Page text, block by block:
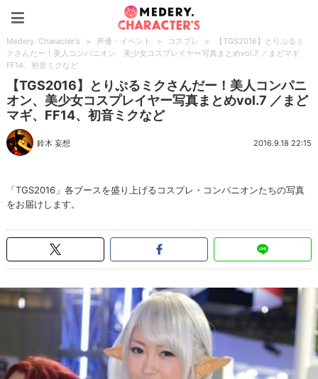
Medery. Character's > 声優・イベント > コスプレ >
【TGS2016】とりぷるミ
クさんだー！美人コンパニオン、美少女コスプレイヤー写真まとめvol.7 ／まどマギ、
FF14、初音ミクなど
【TGS2016】とりぷるミクさんだー！美人コンパニ
オン、美少女コスプレイヤー写真まとめvol.7 ／まど
マギ、FF14、初音ミクなど
鈴木 妄想 2016.9.18 22:15
「TGS2016」各ブースを盛り上げるコスプレ・コンパニオンたちの写真
をお届けします。